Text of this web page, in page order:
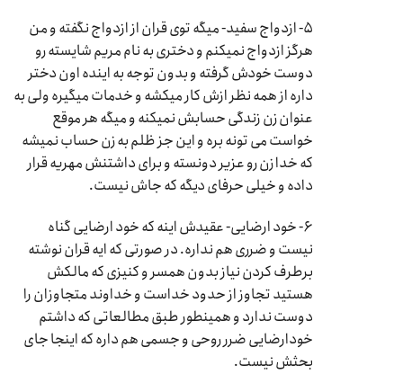
۵- ازدواج سفید- میگه توی قران از ازدواج نگفته و من
هرگز ازدواج نمیکنم و دختری به نام مریم شایسته رو
دوست خودش گرفته و بدون توجه به اینده اون دختر
داره از همه نظر ازش کار میکشه و خدمات میگیره ولی به
عنوان زن زندگی حسابش نمیکنه و میگه هر موقع
خواست می تونه بره و این جز ظلم به زن حساب نمیشه
که خدا زن رو عزیر دونسته و برای داشتنش مهریه قرار
داده و خیلی حرفای دیگه که جاش نیست.
۶- خود ارضایی- عقیدش اینه که خود ارضایی گناه
نیست و ضرری هم نداره. در صورتی که ایه قران نوشته
برطرف کردن نیاز بدون همسر و کنیزی که مالکش
هستید تجاوز از حدود خداست و خداوند متجاوزان را
دوست ندارد و همینطور طبق مطالعاتی که داشتم
خودارضایی ضرر روحی و جسمی هم داره که اینجا جای
بحثش نیست.